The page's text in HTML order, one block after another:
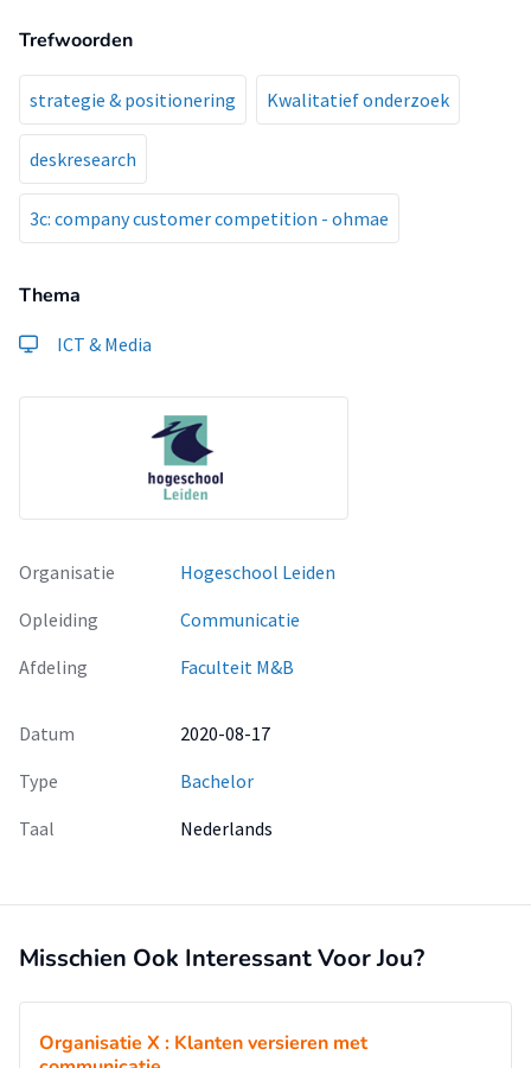
Trefwoorden
strategie & positionering Kwalitatief onderzoek
deskresearch
3c: company customer competition - ohmae
Thema
ICT & Media
Organisatie
Hogeschool Leiden
Opleiding
Communicatie
Afdeling
Faculteit M&B
Datum
2020-08-17
Type
Bachelor
Taal
Nederlands
Misschien Ook Interessant Voor Jou?
Organisatie X : Klanten versieren met